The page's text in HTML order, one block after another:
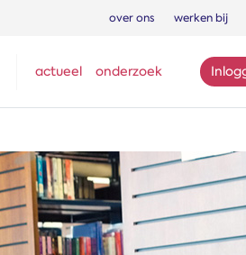
over ons werken bij
actueel onderzoek